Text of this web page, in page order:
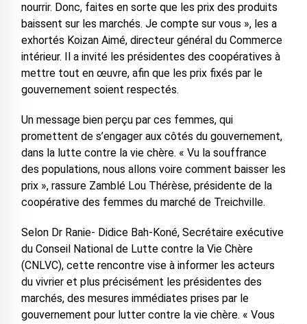
nourrir. Donc, faites en sorte que les prix des produits
baissent sur les marchés. Je compte sur vous », les a
exhortés Koizan Aimé, directeur général du Commerce
intérieur. Il a invité les présidentes des coopératives à
mettre tout en œuvre, afin que les prix fixés par le
gouvernement soient respectés.
Un message bien perçu par ces femmes, qui
promettent de s’engager aux côtés du gouvernement,
dans la lutte contre la vie chère. « Vu la souffrance
des populations, nous allons voire comment baisser les
prix », rassure Zamblé Lou Thérèse, présidente de la
coopérative des femmes du marché de Treichville.
Selon Dr Ranie- Didice Bah-Koné, Secrétaire exécutive
du Conseil National de Lutte contre la Vie Chère
(CNLVC), cette rencontre vise à informer les acteurs
du vivrier et plus précisément les présidentes des
marchés, des mesures immédiates prises par le
gouvernement pour lutter contre la vie chère. « Vous